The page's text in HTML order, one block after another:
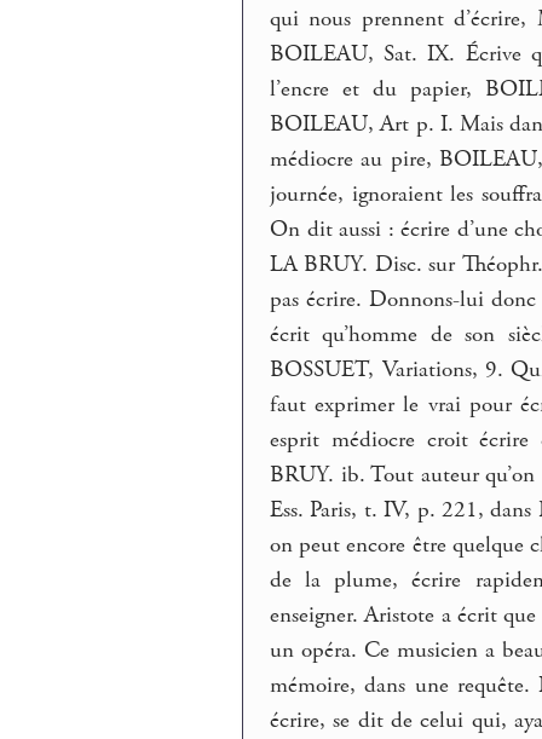
qui nous prennent
BOILEAU, Sat. IX. Écrive
l’encre et du papier,
BOILEAU, Art p. I. Mais
médiocre au pire,
journée, ignoraient les
On dit aussi : écrire d’une
LA BRUY. Disc. sur
pas écrire. Donnons-lui
écrit qu’homme de son
BOSSUET, Variations, 9.
faut exprimer le vrai pour
esprit médiocre croit
BRUY. ib. Tout auteur
Ess. Paris, t. IV, p. 221,
on peut encore être quelque
de la plume, écrire
enseigner. Aristote a écrit
un opéra. Ce musicien a
mémoire, dans une
écrire, se dit de celui qui,